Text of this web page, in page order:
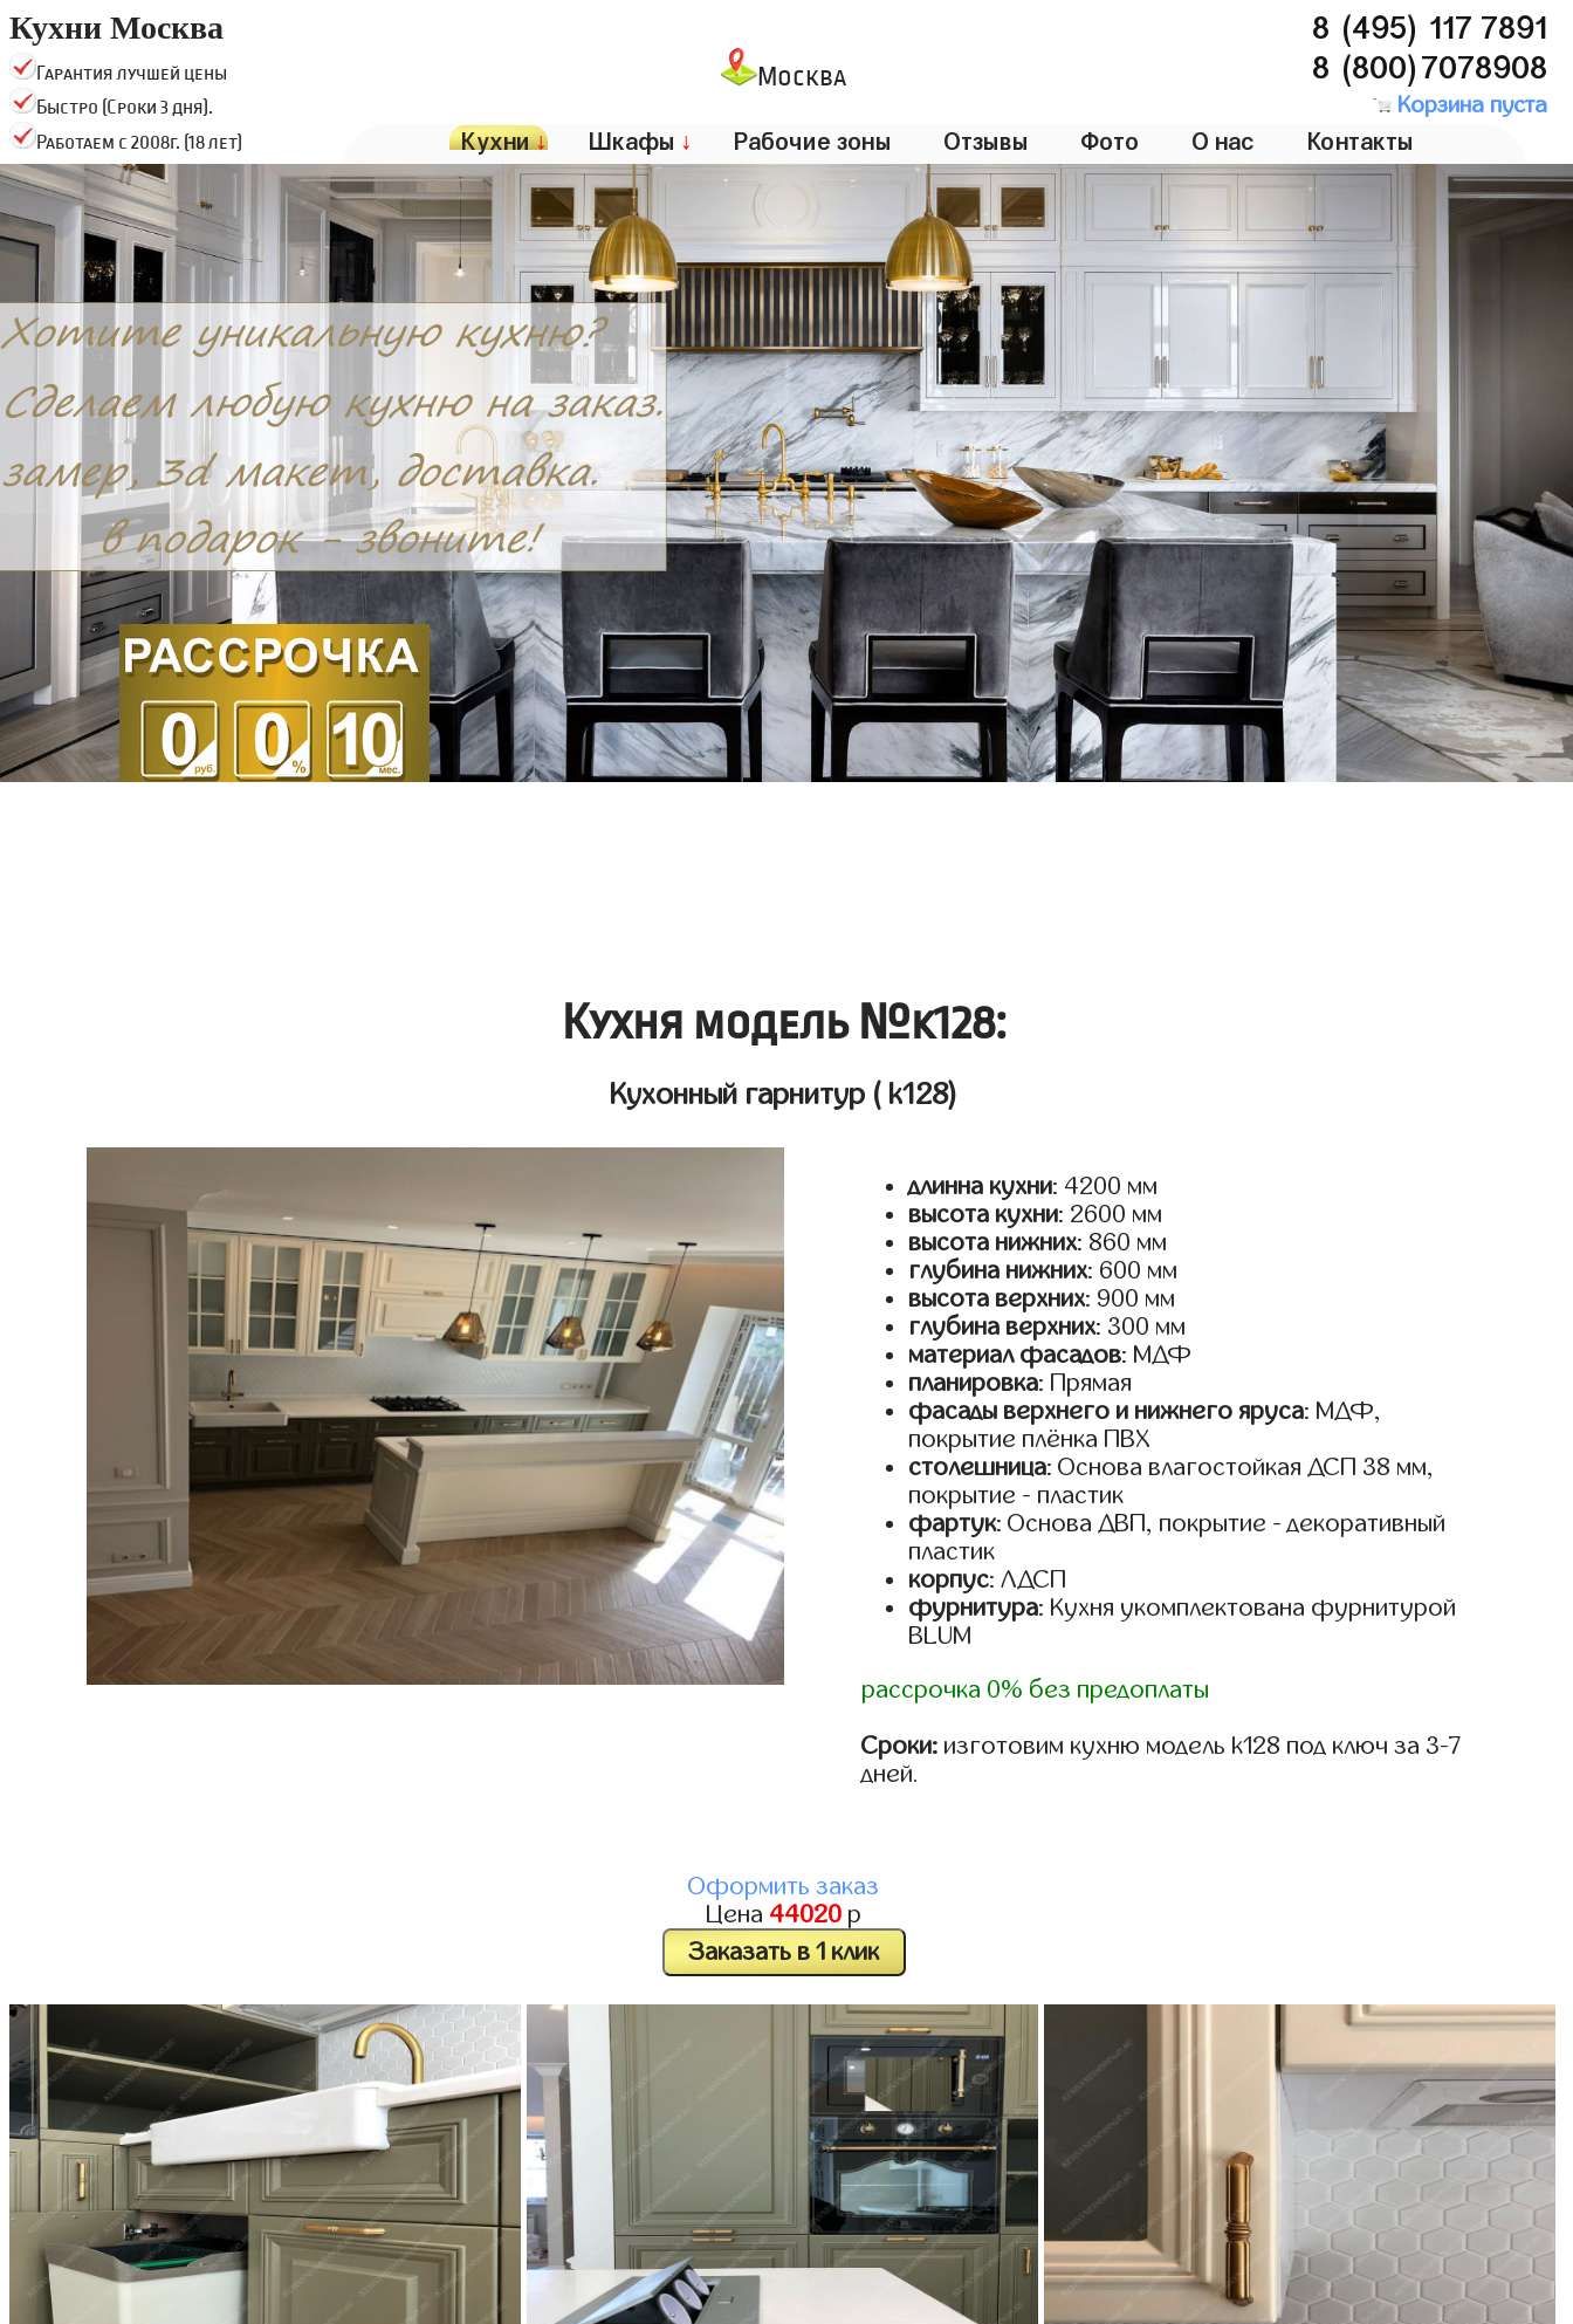
Кухни Москва
Гарантия лучшей цены
Быстро (Сроки 3 дня).
Работаем с 2008г. (18 лет)
Москва
8 (495) 117 7891
8 (800)7078908
Корзина пуста
Кухни↓ Шкафы ↓ Рабочие зоны Отзывы Фото О нас Контакты
Кухня модель №k128:
Кухонный гарнитур ( k128)
длинна кухни: 4200 мм
высота кухни: 2600 мм
высота нижних: 860 мм
глубина нижних: 600 мм
высота верхних: 900 мм
глубина верхних: 300 мм
материал фасадов: МДФ
планировка: Прямая
фасады верхнего и нижнего яруса: МДФ,
покрытие плёнка ПВХ
столешница: Основа влагостойкая ДСП 38 мм,
покрытие - пластик
фартук: Основа ДВП, покрытие - декоративный
пластик
корпус: ЛДСП
фурнитура: Кухня укомплектована фурнитурой
BLUM
рассрочка 0% без предоплаты
Сроки: изготовим кухню модель k128 под ключ за 3-7
дней.
Оформить заказ
Цена 44020 р
Заказать в 1 клик